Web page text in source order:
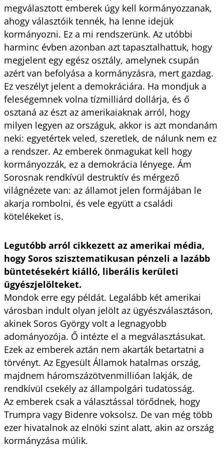
megválasztott emberek úgy kell kormányozzanak,
ahogy választóik tennék, ha lenne idejük
kormányozni. Ez a mi rendszerünk. Az utóbbi
harminc évben azonban azt tapasztalhattuk, hogy
megjelent egy egész osztály, amelynek csupán
azért van befolyása a kormányzásra, mert gazdag.
Ez veszélyt jelent a demokráciára. Ha mondjuk a
feleségemnek volna tízmilliárd dollárja, és ő
osztaná az észt az amerikaiaknak arról, hogy
milyen legyen az országuk, akkor is azt mondanám
neki: egyetértek veled, szeretlek, de nálunk nem ez
a rendszer. Az emberek önmagukat kell hogy
kormányozzák, ez a demokrácia lényege. Ám
Sorosnak rendkívül destruktív és mérgező
világnézete van: az államot jelen formájában le
akarja rombolni, és vele együtt a családi
kötelékeket is.
Legutóbb arról cikkezett az amerikai média,
hogy Soros szisztematikusan pénzeli a lazább
büntetésekért kiálló, liberális kerületi
ügyészjelölteket.
Mondok erre egy példát. Legalább két amerikai
városban indult olyan jelölt az ügyészválasztáson,
akinek Soros György volt a legnagyobb
adományozója. Ő intézte el a megválasztásukat.
Ezek az emberek aztán nem akarták betartatni a
törvényt. Az Egyesült Államok hatalmas ország,
majdnem háromszázötvenmillióan lakják, de
rendkívül csekély az állampolgári tudatosság.
Az emberek csak a választással törődnek, hogy
Trumpra vagy Bidenre voksolsz. De van még több
ezer hivatalnok az elnöki szint alatt, akin az ország
kormányzása múlik.